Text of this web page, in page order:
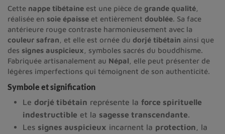
Cette nappe tibétaine est une pièce de grande qualité
réalisée en soie épaisse et entièrement doublée. Sa face
antérieure rouge contraste harmonieusement avec la
couleur safran , et elle est ornée du dorjé tibétain ainsi que
des signes auspicieux , symboles sacrés du bouddhisme.
Fabriquée artisanalement au Népal , elle peut présenter de
légères imperfections qui témoignent de son authenticité.
Symbole et signification
Le dorjé tibétain représente la force spirituelle
indestructible et la sagesse transcendante.
Les signes auspicieux incarnent la protection , la